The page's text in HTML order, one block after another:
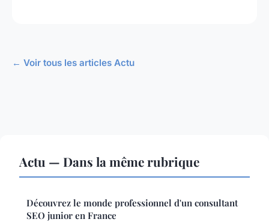
← Voir tous les articles Actu
Actu — Dans la même rubrique
Découvrez le monde professionnel d'un consultant
SEO junior en France